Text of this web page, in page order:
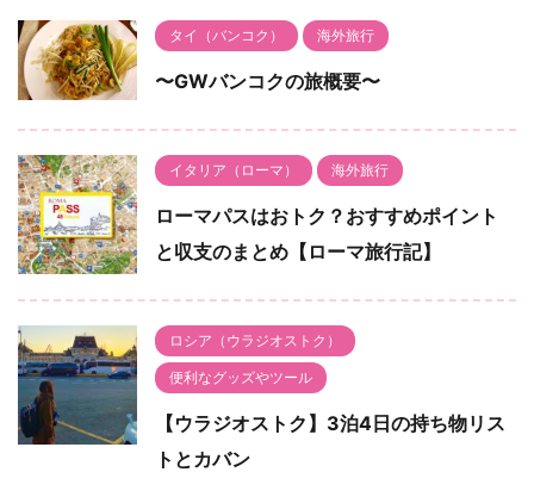
タイ（バンコク） 海外旅行
〜GWバンコクの旅概要〜
イタリア（ローマ） 海外旅行
ローマパスはおトク？おすすめポイント
と収支のまとめ【ローマ旅行記】
ロシア（ウラジオストク）
便利なグッズやツール
【ウラジオストク】3泊4日の持ち物リス
トとカバン